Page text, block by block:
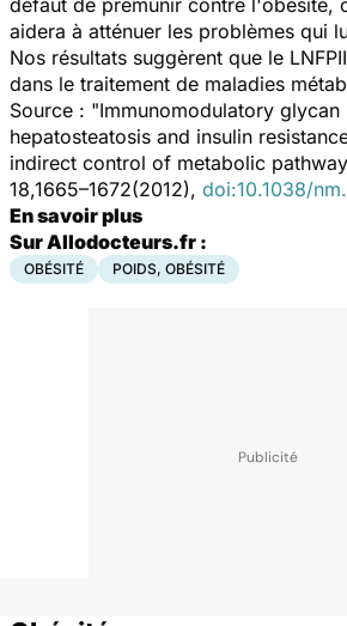
aidera à atténuer les problèmes qui
Nos résultats suggèrent que le
dans le traitement de maladies
Source : "Immunomodulatory glycan
hepatosteatosis and insulin
indirect control of metabolic
18,1665–1672(2012), doi:10.1038/
En savoir plus
Sur Allodocteurs.fr :
OBÉSITÉ POIDS, OBÉSITÉ